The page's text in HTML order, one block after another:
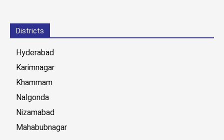
Districts
Hyderabad
Karimnagar
Khammam
Nalgonda
Nizamabad
Mahabubnagar